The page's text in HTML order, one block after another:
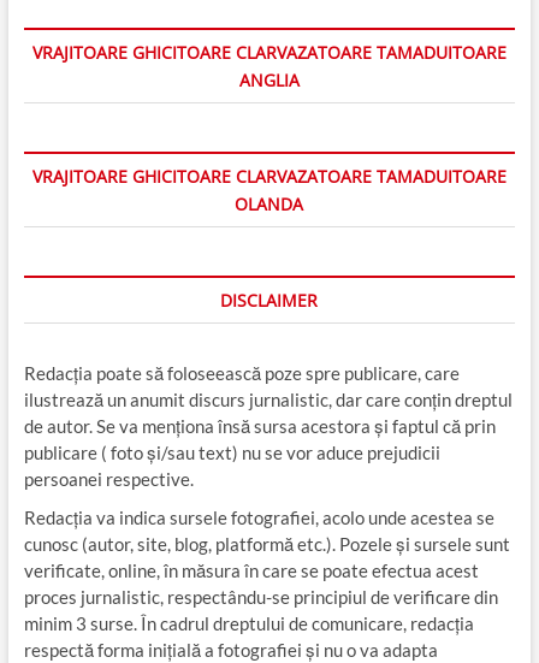
VRAJITOARE GHICITOARE CLARVAZATOARE TAMADUITOARE
ANGLIA
VRAJITOARE GHICITOARE CLARVAZATOARE TAMADUITOARE
OLANDA
DISCLAIMER
Redacția poate să foloseească poze spre publicare, care
ilustrează un anumit discurs jurnalistic, dar care conțin dreptul
de autor. Se va menționa însă sursa acestora și faptul că prin
publicare ( foto și/sau text) nu se vor aduce prejudicii
persoanei respective.
Redacția va indica sursele fotografiei, acolo unde acestea se
cunosc (autor, site, blog, platformă etc.). Pozele și sursele sunt
verificate, online, în măsura în care se poate efectua acest
proces jurnalistic, respectându-se principiul de verificare din
minim 3 surse. În cadrul dreptului de comunicare, redacția
respectă forma inițială a fotografiei și nu o va adapta